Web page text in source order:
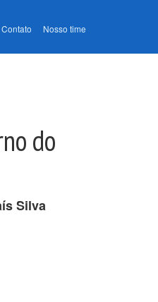
Contato Nosso time
do
Silva